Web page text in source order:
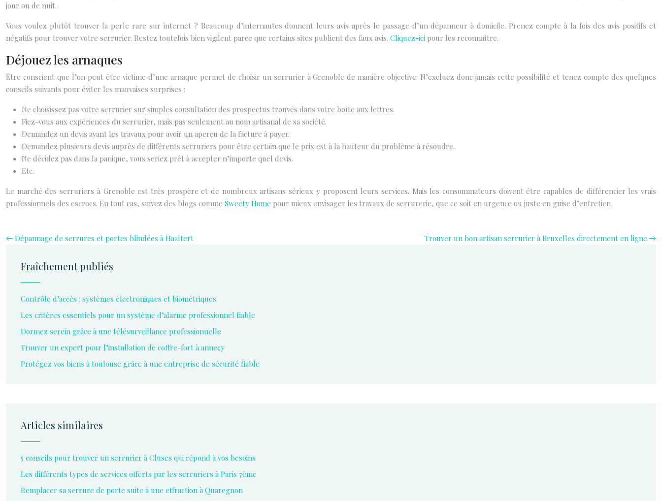
jour ou de nuit.
Vous voulez plutôt trouver la perle rare sur internet ? Beaucoup d’internautes donnent leurs avis après le passage d’un dépanneur à domicile. Prenez compte à la fois des avis positifs et
négatifs pour trouver votre serrurier. Restez toutefois bien vigilent parce que certains sites publient des faux avis. Cliquez-ici pour les reconnaître.
Déjouez les arnaques
Être conscient que l’on peut être victime d’une arnaque permet de choisir un serrurier à Grenoble de manière objective. N’excluez donc jamais cette possibilité et tenez compte des quelques
conseils suivants pour éviter les mauvaises surprises :
Ne choisissez pas votre serrurier sur simples consultation des prospectus trouvés dans votre boîte aux lettres.
Fiez-vous aux expériences du serrurier, mais pas seulement au nom artisanal de sa société.
Demandez un devis avant les travaux pour avoir un aperçu de la facture à payer.
Demandez plusieurs devis auprès de différents serruriers pour être certain que le prix est à la hauteur du problème à résoudre.
Ne décidez pas dans la panique, vous seriez prêt à accepter n’importe quel devis.
Etc.
Le marché des serruriers à Grenoble est très prospère et de nombreux artisans sérieux y proposent leurs services. Mais les consommateurs doivent être capables de différencier les vrais
professionnels des escrocs. En tout cas, suivez des blogs comme Sweety Home pour mieux envisager les travaux de serrurerie, que ce soit en urgence ou juste en guise d’entretien.
Dépannage de serrures et portes blindées à Haaltert Trouver un bon artisan serrurier à Bruxelles directement en ligne
Fraîchement publiés
Contrôle d’accès : systèmes électroniques et biométriques
Les critères essentiels pour un système d’alarme professionnel fiable
Dormez serein grâce à une télésurveillance professionnelle
Trouver un expert pour l’installation de coffre-fort à annecy
Protégez vos biens à toulouse grâce à une entreprise de sécurité fiable
Articles similaires
5 conseils pour trouver un serrurier à Cluses qui répond à vos besoins
Les différents types de services offerts par les serruriers à Paris 7ème
Remplacer sa serrure de porte suite à une effraction à Quaregnon